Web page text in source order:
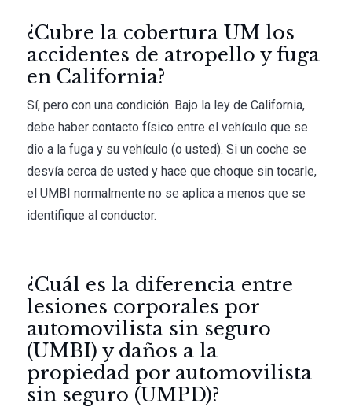
¿Cubre la cobertura UM los
accidentes de atropello y fuga
en California?
Sí, pero con una condición. Bajo la ley de California,
debe haber contacto físico entre el vehículo que se
dio a la fuga y su vehículo (o usted). Si un coche se
desvía cerca de usted y hace que choque sin tocarle,
el UMBI normalmente no se aplica a menos que se
identifique al conductor.
¿Cuál es la diferencia entre
lesiones corporales por
automovilista sin seguro
(UMBI) y daños a la
propiedad por automovilista
sin seguro (UMPD)?